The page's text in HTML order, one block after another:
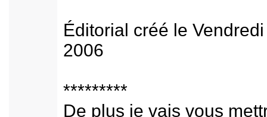
Éditorial créé le
2006
*********
De plus je vais vous